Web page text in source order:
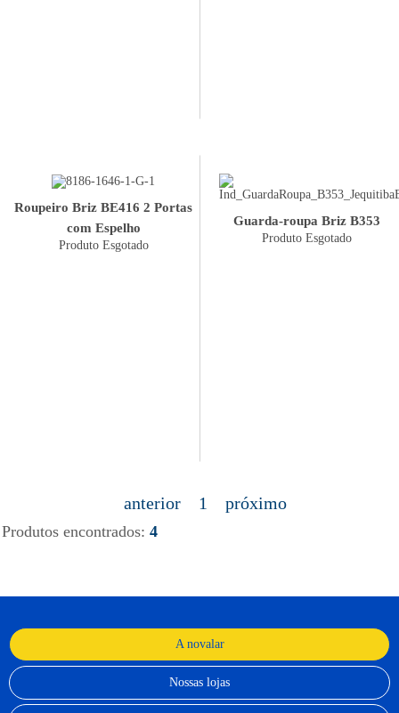
Roupeiro Briz BE416 2 Portas
com Espelho
Produto Esgotado
Guarda-roupa Briz B353
Produto Esgotado
anterior 1 próximo
Produtos encontrados: 4
A novalar
Nossas lojas